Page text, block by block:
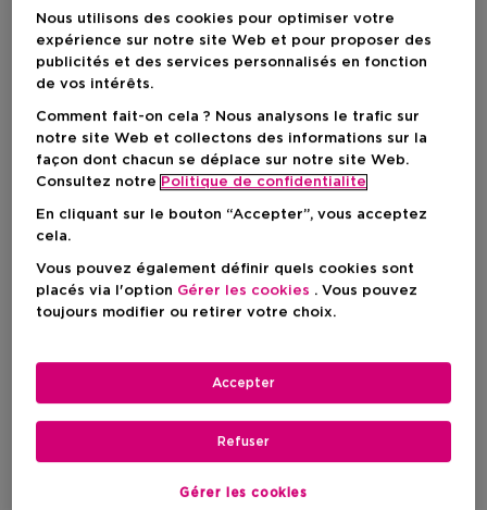
Choisissez votre format
30 ML
Prix du produit
46,90 €
AJOUTER AU PANIER
Nous utilisons des cookies pour optimiser votre
expérience sur notre site Web et pour proposer des
publicités et des services personnalisés en fonction
de vos intérêts.
Comment fait-on cela ? Nous analysons le trafic sur
notre site Web et collectons des informations sur la
façon dont chacun se déplace sur notre site Web.
Consultez notre Politique de confidentialite
En cliquant sur le bouton “Accepter”, vous acceptez
cela.
Vous pouvez également définir quels cookies sont
placés via l'option Gérer les cookies . Vous pouvez
toujours modifier ou retirer votre choix.
Gérer les cookies
Refuser
Accepter